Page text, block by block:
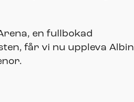
en fullbokad
får vi nu uppleva Albin